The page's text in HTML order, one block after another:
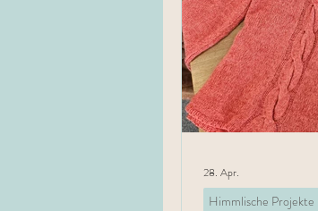
Himmlische Projekte
28. Apr.